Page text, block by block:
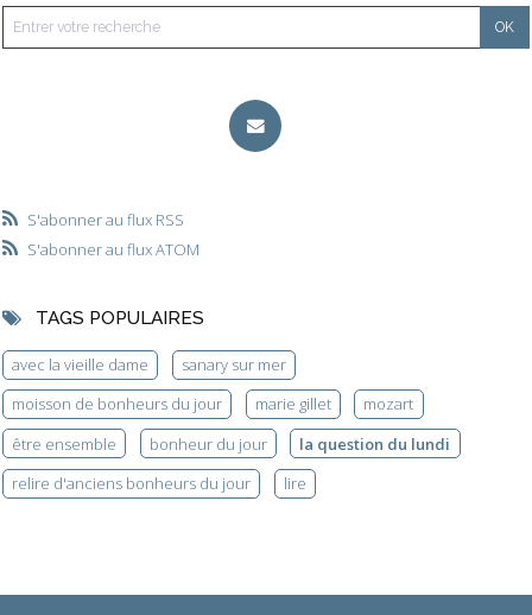
S'abonner au flux RSS
S'abonner au flux ATOM
TAGS POPULAIRES
avec la vieille dame
sanary sur mer
moisson de bonheurs du jour
marie gillet
mozart
être ensemble
bonheur du jour
la question du lundi
relire d'anciens bonheurs du jour
lire